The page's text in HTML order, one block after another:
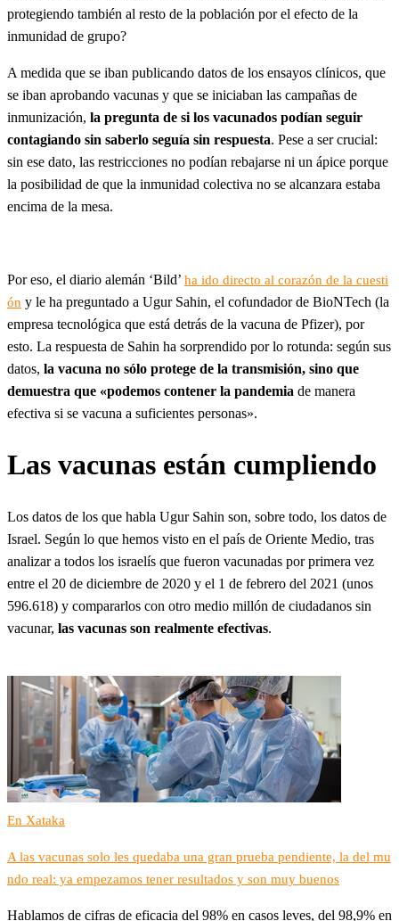
protegiendo también al resto de la población por el efecto de la
inmunidad de grupo?
A medida que se iban publicando datos de los ensayos clínicos, que
se iban aprobando vacunas y que se iniciaban las campañas de
inmunización, la pregunta de si los vacunados podían seguir
contagiando sin saberlo seguía sin respuesta. Pese a ser crucial:
sin ese dato, las restricciones no podían rebajarse ni un ápice porque
la posibilidad de que la inmunidad colectiva no se alcanzara estaba
encima de la mesa.
Por eso, el diario alemán ‘Bild’ ha ido directo al corazón de la cuesti
ón y le ha preguntado a Ugur Sahin, el cofundador de BioNTech (la
empresa tecnológica que está detrás de la vacuna de Pfizer), por
esto. La respuesta de Sahin ha sorprendido por lo rotunda: según sus
datos, la vacuna no sólo protege de la transmisión, sino que
demuestra que «podemos contener la pandemia de manera
efectiva si se vacuna a suficientes personas».
Las vacunas están cumpliendo
Los datos de los que habla Ugur Sahin son, sobre todo, los datos de
Israel. Según lo que hemos visto en el país de Oriente Medio, tras
analizar a todos los israelís que fueron vacunadas por primera vez
entre el 20 de diciembre de 2020 y el 1 de febrero del 2021 (unos
596.618) y compararlos con otro medio millón de ciudadanos sin
vacunar, las vacunas son realmente efectivas.
En Xataka
A las vacunas solo les quedaba una gran prueba pendiente, la del mu
ndo real: ya empezamos tener resultados y son muy buenos
Hablamos de cifras de eficacia del 98% en casos leves, del 98,9% en